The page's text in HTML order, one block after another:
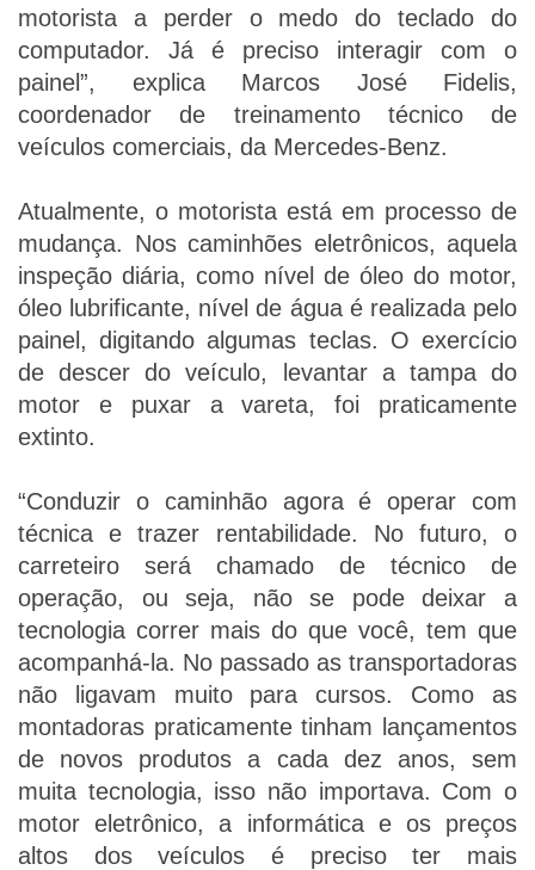
motorista a perder o medo do teclado do
computador. Já é preciso interagir com o
painel”, explica Marcos José Fidelis,
coordenador de treinamento técnico de
veículos comerciais, da Mercedes-Benz.
Atualmente, o motorista está em processo de
mudança. Nos caminhões eletrônicos, aquela
inspeção diária, como nível de óleo do motor,
óleo lubrificante, nível de água é realizada pelo
painel, digitando algumas teclas. O exercício
de descer do veículo, levantar a tampa do
motor e puxar a vareta, foi praticamente
extinto.
“Conduzir o caminhão agora é operar com
técnica e trazer rentabilidade. No futuro, o
carreteiro será chamado de técnico de
operação, ou seja, não se pode deixar a
tecnologia correr mais do que você, tem que
acompanhá-la. No passado as transportadoras
não ligavam muito para cursos. Como as
montadoras praticamente tinham lançamentos
de novos produtos a cada dez anos, sem
muita tecnologia, isso não importava. Com o
motor eletrônico, a informática e os preços
altos dos veículos é preciso ter mais